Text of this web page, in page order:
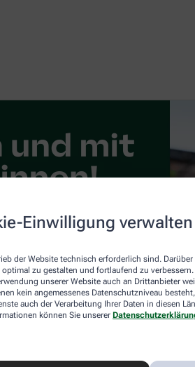
Einwilligung verwalten
der Website technisch erforderlich sind.
zu gestalten und fortlaufend zu
unserer Website auch an Drittanbieter
kein angemessenes Datenschutzniveau
auch der Verarbeitung Ihrer Daten in diesen
können Sie unserer